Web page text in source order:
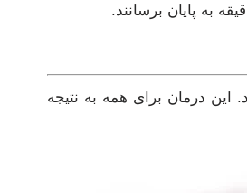
درمان برای همه به نتیجه